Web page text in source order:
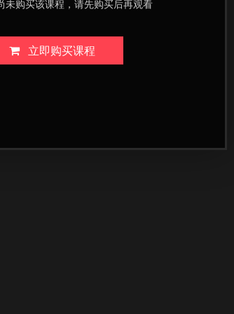
未购买该课程，请先购买后再观看
立即购买课程